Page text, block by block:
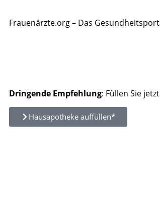
Frauenärzte.org – Das
Dringende Empfehlung: Füllen Sie
Hausapotheke auffüllen*